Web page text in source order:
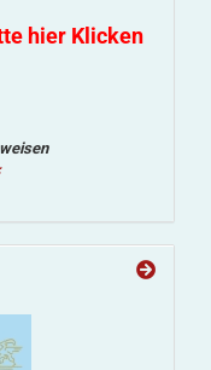
hier Klicken